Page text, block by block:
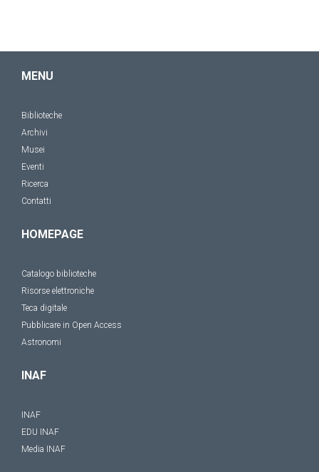
MENU
Biblioteche
Archivi
Musei
Eventi
Ricerca
Contatti
HOMEPAGE
Catalogo biblioteche
Risorse elettroniche
Teca digitale
Pubblicare in Open Access
Astronomi
INAF
INAF
EDU INAF
Media INAF